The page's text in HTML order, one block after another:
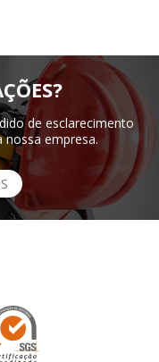
de esclarecimento
empresa.